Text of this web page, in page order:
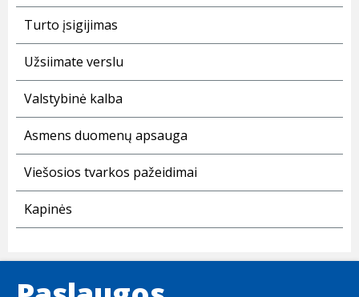
Turto įsigijimas
Užsiimate verslu
Valstybinė kalba
Asmens duomenų apsauga
Viešosios tvarkos pažeidimai
Kapinės